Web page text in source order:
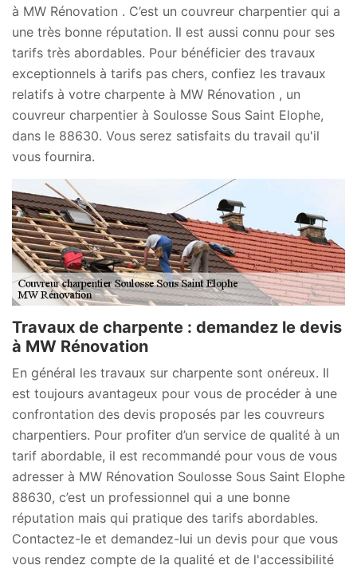
à MW Rénovation . C’est un couvreur charpentier qui a
une très bonne réputation. Il est aussi connu pour ses
tarifs très abordables. Pour bénéficier des travaux
exceptionnels à tarifs pas chers, confiez les travaux
relatifs à votre charpente à MW Rénovation , un
couvreur charpentier à Soulosse Sous Saint Elophe,
dans le 88630. Vous serez satisfaits du travail qu'il
vous fournira.
Travaux de charpente : demandez le devis
à MW Rénovation
En général les travaux sur charpente sont onéreux. Il
est toujours avantageux pour vous de procéder à une
confrontation des devis proposés par les couvreurs
charpentiers. Pour profiter d’un service de qualité à un
tarif abordable, il est recommandé pour vous de vous
adresser à MW Rénovation Soulosse Sous Saint Elophe
88630, c’est un professionnel qui a une bonne
réputation mais qui pratique des tarifs abordables.
Contactez-le et demandez-lui un devis pour que vous
vous rendez compte de la qualité et de l'accessibilité